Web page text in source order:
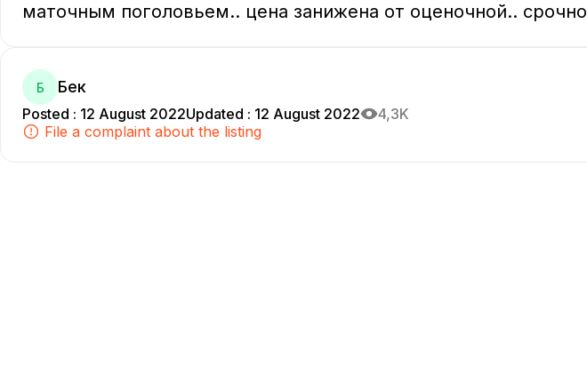
маточным поголовьем.. цена занижена от оценочной.. срочно
Б Бек
Posted : 12 August 2022Updated : 12 August 2022
4,3K
File a complaint about the listing